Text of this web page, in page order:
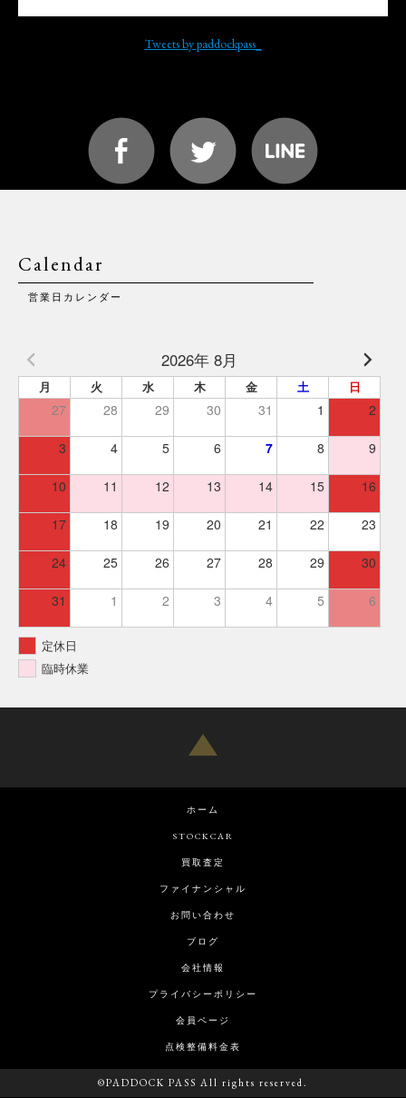
Tweets by paddockpass_
Calendar
営業日カレンダー
2026年 8月
月 火 水 木 金 土 日
27 28 29 30 31 1 2
3 4 5 6 7 8 9
10 11 12 13 14 15 16
17 18 19 20 21 22 23
24 25 26 27 28 29 30
31 1 2 3 4 5 6
定休日
臨時休業
ホーム
STOCKCAR
買取査定
ファイナンシャル
お問い合わせ
ブログ
会社情報
プライバシーポリシー
会員ページ
点検整備料金表
©PADDOCK PASS All rights reserved.